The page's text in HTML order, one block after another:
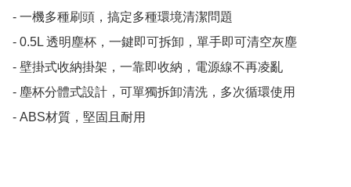
- 一機多種刷頭，搞定多種環境清潔問題
- 0.5L 透明塵杯，一鍵即可拆卸，單手即可清空灰塵
- 壁掛式收納掛架，一靠即收納，電源線不再凌亂
- 塵杯分體式設計，可單獨拆卸清洗，多次循環使用
- ABS材質，堅固且耐用